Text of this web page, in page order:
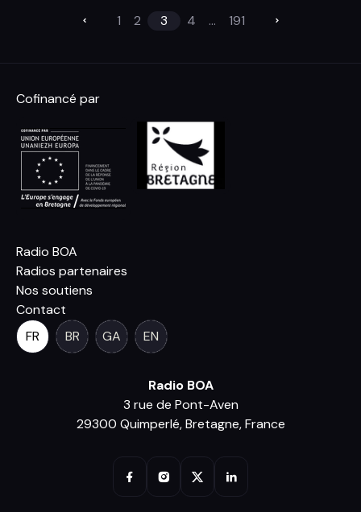
1 2 3 4 ... 191
Cofinancé par
Radio BOA
Radios partenaires
Nos soutiens
Contact
FR
BR GA EN
Radio BOA
3 rue de Pont-Aven
29300 Quimperlé, Bretagne, France